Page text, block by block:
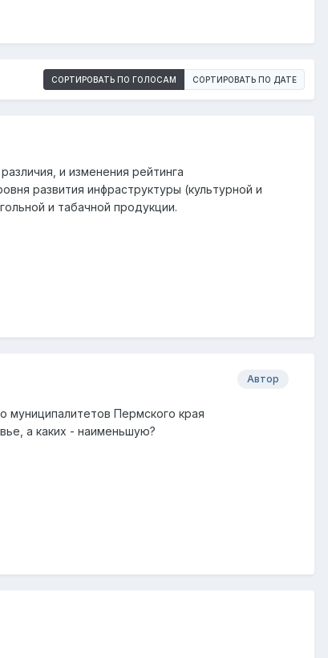
СОРТИРОВАТЬ ПО ГОЛОСАМ СОРТИРОВАТЬ ПО ДАТЕ
и изменения рейтинга
развития инфраструктуры (культурной и
и табачной продукции.
Автор
муниципалитетов Пермского края
а каких - наименьшую?